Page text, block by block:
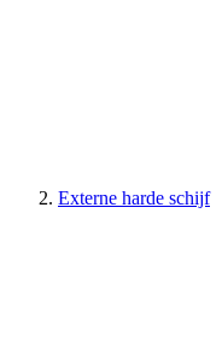
Externe harde schijf